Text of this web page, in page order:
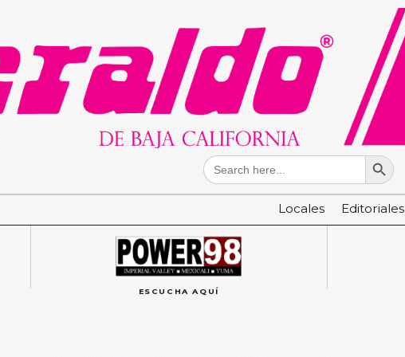
Search
for:
Search Button
Locales Editoriales
ESCUCHA AQUÍ